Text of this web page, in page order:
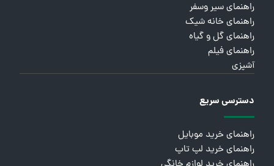
راهنمای سیر وسفر
راهنمای خانه شیک
راهنمای گل و گیاه
راهنمای فیلم
آشپزی
دسترسی سریع
راهنمای خرید موبایل
راهنمای خرید لپ تاپ